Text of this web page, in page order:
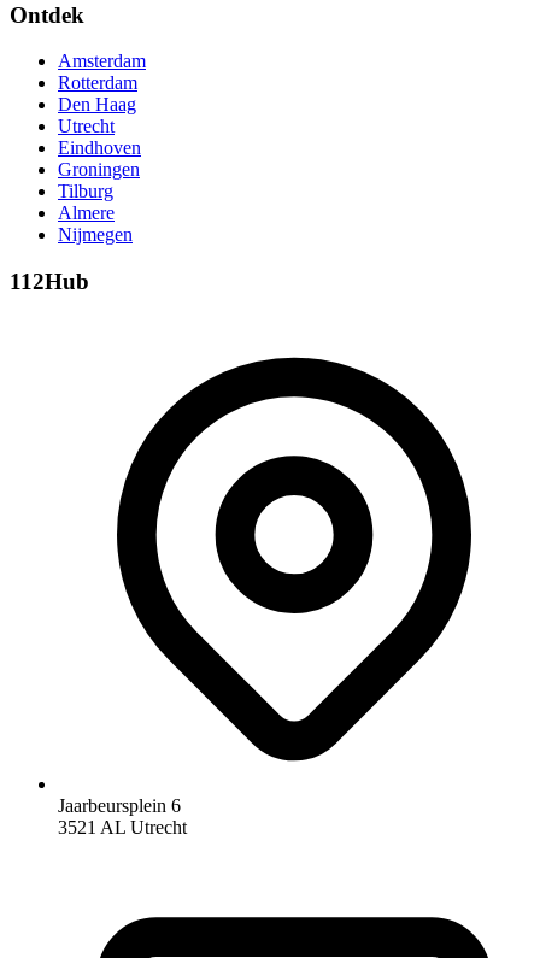
Ontdek
Amsterdam
Rotterdam
Den Haag
Utrecht
Eindhoven
Groningen
Tilburg
Almere
Nijmegen
112Hub
Jaarbeursplein 6
3521 AL Utrecht